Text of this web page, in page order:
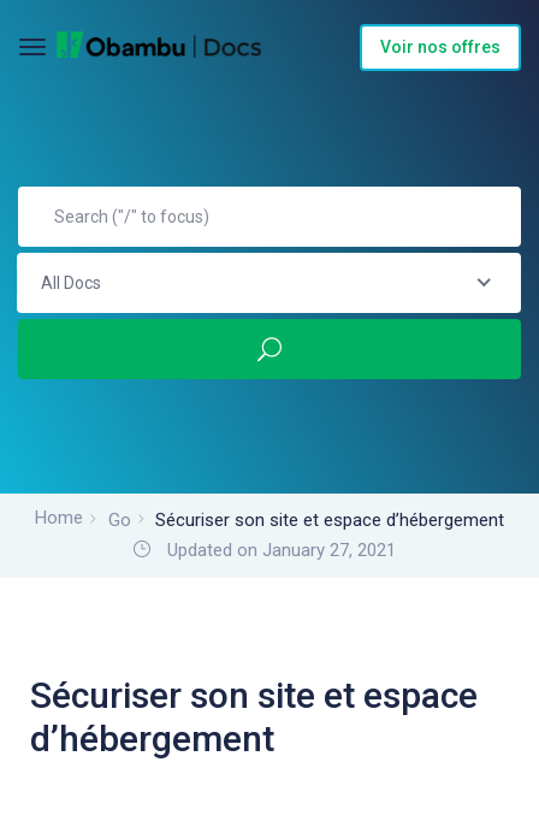
Voir nos offres
All Docs
Home Go
Sécuriser son site et espace d’hébergement
Updated on January 27, 2021
Sécuriser son site et espace
d’hébergement